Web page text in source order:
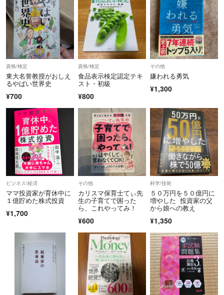
どうぞ宜しくお願い致します。
資格/検定
東大名誉教授がおしえ
るやばい世界史
¥700
資格/検定
食品表示検定認定テキ
スト・初級
¥800
その他
嫌われる勇気
¥1,300
ビジネス/経済
ママ投資家が育休中に
１億貯めた株式投資
¥1,700
その他
カリスマ保育士てぃ先
生の子育てで困った
ら、これやってみ！
¥600
科学/技術
５０万円を５０億円に
増やした 投資家の父
から娘への教え
¥1,350